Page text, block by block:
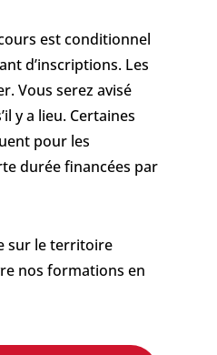
est conditionnel
d’inscriptions. Les
Vous serez avisé
y a lieu. Certaines
pour les
durée financées par
sur le territoire
nos formations en